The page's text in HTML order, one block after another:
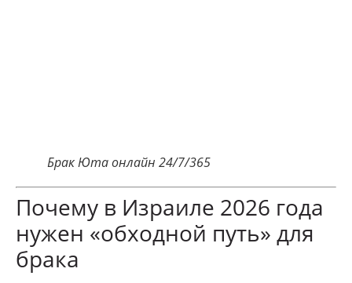
Брак Юта онлайн 24/7/365
Почему в Израиле 2026 года
нужен «обходной путь» для
брака